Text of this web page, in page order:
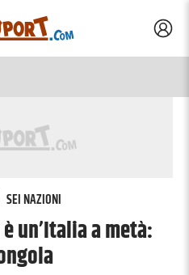
SEI NAZIONI
un’Italia a metà: